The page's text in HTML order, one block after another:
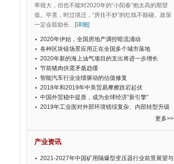
率很大，但也不能对2020年的“小阳春”抱太高的期望
值。毕竟，时过境迁，“房住不炒”的红线不能碰。政策
一定会鼓励长…[详细]
2020年伊始，全国房地产调控暗流涌动
各种区块链场景应用正在全国多个城市落地
2020年新的海上油气项目的支出将进一步增长
节前猪肉供需矛盾趋缓
智能汽车行业业绩驱动的估值修复
2018年和2019年中美贸易摩擦跌宕起伏
中国外贸稳中提质，成为全球经济“新引擎”
2019年工业面对外部环境错综复杂、内部转型升级
更多>>
产业资讯
2021-2027年中国矿用隔爆型变压器行业前景展望与